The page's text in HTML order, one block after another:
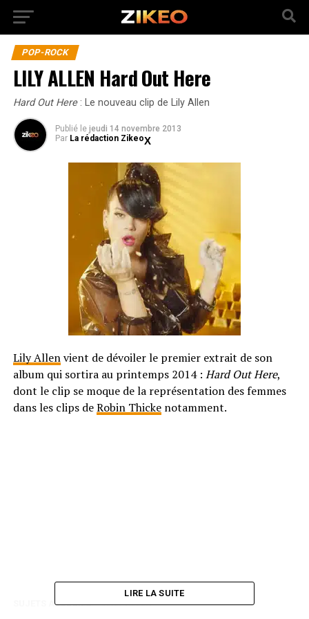
POP-ROCK
LILY ALLEN Hard Out Here
Hard Out Here: Le nouveau clip de Lily Allen
Publié le jeudi 14 novembre 2013
Par La rédaction Zikeo
Lily Allenvient de dévoiler le premier extrait de son
album qui sortira au printemps 2014 : Hard Out Here,
dont le clip se moque de la représentation des femmes
dans les clips deRobin Thickenotamment.
SUJETS ASSOCIÉS: LILY ALLEN
LIRE LA SUITE